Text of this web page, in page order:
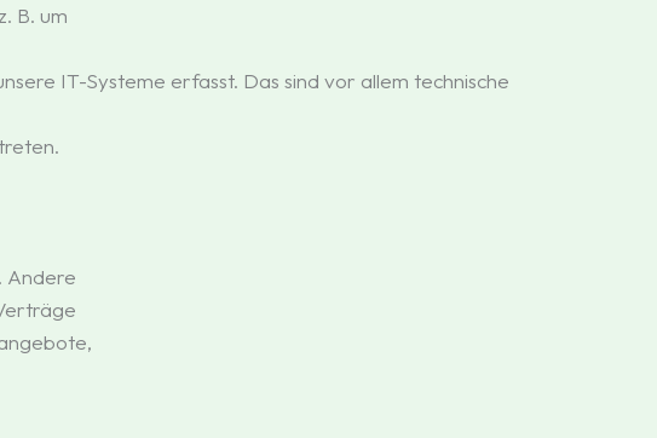
B. um
IT-Systeme erfasst. Das sind vor allem technische
Andere